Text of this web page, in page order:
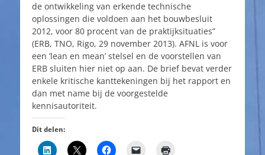
de ontwikkeling van erkende technische
oplossingen die voldoen aan het bouwbesluit
2012, voor 80 procent van de praktijksituaties”
(ERB, TNO, Rigo, 29 november 2013). AFNL is voor
een ‘lean en mean’ stelsel en de voorstellen van
ERB sluiten hier niet op aan. De brief bevat verder
enkele kritische kanttekeningen bij het rapport en
dan met name bij de voorgestelde
kennisautoriteit.
Dit delen: